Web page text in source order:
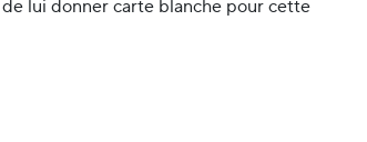
lui donner carte blanche pour cette